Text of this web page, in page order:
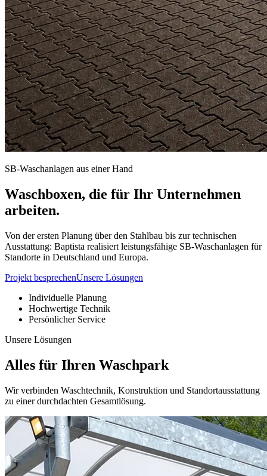
SB-Waschanlagen aus einer Hand
Waschboxen, die für Ihr Unternehmen
arbeiten.
Von der ersten Planung über den Stahlbau bis zur technischen
Ausstattung: Baptista realisiert leistungsfähige SB-Waschanlagen für
Standorte in Deutschland und Europa.
Projekt besprechenUnsere Lösungen
Individuelle Planung
Hochwertige Technik
Persönlicher Service
Unsere Lösungen
Alles für Ihren Waschpark
Wir verbinden Waschtechnik, Konstruktion und Standortausstattung
zu einer durchdachten Gesamtlösung.